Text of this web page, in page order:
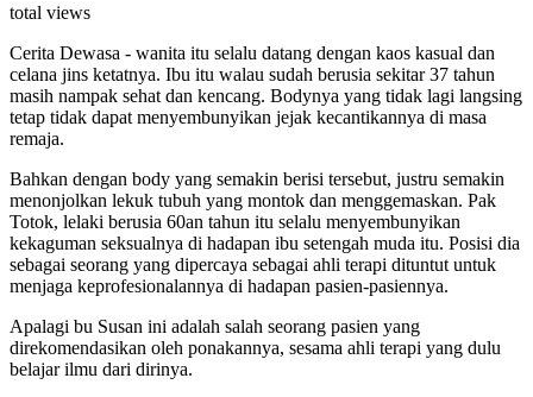
total views
Cerita Dewasa - wanita itu selalu datang dengan kaos kasual dan
celana jins ketatnya. Ibu itu walau sudah berusia sekitar 37 tahun
masih nampak sehat dan kencang. Bodynya yang tidak lagi langsing
tetap tidak dapat menyembunyikan jejak kecantikannya di masa
remaja.
Bahkan dengan body yang semakin berisi tersebut, justru semakin
menonjolkan lekuk tubuh yang montok dan menggemaskan. Pak
Totok, lelaki berusia 60an tahun itu selalu menyembunyikan
kekaguman seksualnya di hadapan ibu setengah muda itu. Posisi dia
sebagai seorang yang dipercaya sebagai ahli terapi dituntut untuk
menjaga keprofesionalannya di hadapan pasien-pasiennya.
Apalagi bu Susan ini adalah salah seorang pasien yang
direkomendasikan oleh ponakannya, sesama ahli terapi yang dulu
belajar ilmu dari dirinya.